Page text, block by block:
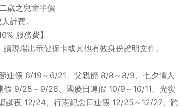
歲之兒童半價
計費。
服務費】
現場出示健保卡或其他有效身份證明文件。
連假 6/19～6/21、父親節 8/8～8/9、七夕情人
假 9/25～9/28、國慶日連假 10/9～10/11、光復
誕夜 12/24、行憲紀念日連假 12/25～12/27、跨